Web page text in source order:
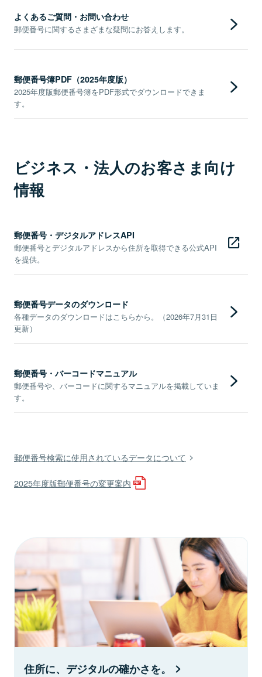
よくあるご質問・お問い合わせ
郵便番号に関するさまざまな疑問にお答えします。
郵便番号簿PDF（2025年度版）
2025年度版郵便番号簿をPDF形式でダウンロードできま
す。
ビジネス・法人のお客さま向け
情報
郵便番号・デジタルアドレスAPI
郵便番号とデジタルアドレスから住所を取得できる公式API
を提供。
郵便番号データのダウンロード
各種データのダウンロードはこちらから。（2026年7月31日
更新）
郵便番号・バーコードマニュアル
郵便番号や、バーコードに関するマニュアルを掲載していま
す。
郵便番号検索に使用されているデータについて
2025年度版郵便番号の変更案内
住所に、デジタルの確かさを。